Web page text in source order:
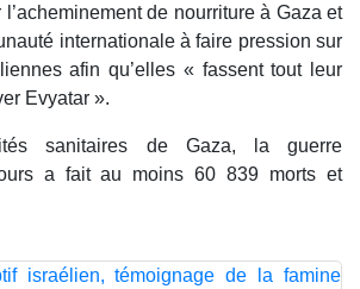
de nourriture à Gaza et
internationale à faire pression sur
afin qu’elles « fassent tout leur
Evyatar ».
sanitaires de Gaza, la guerre
a fait au moins 60 839 morts et